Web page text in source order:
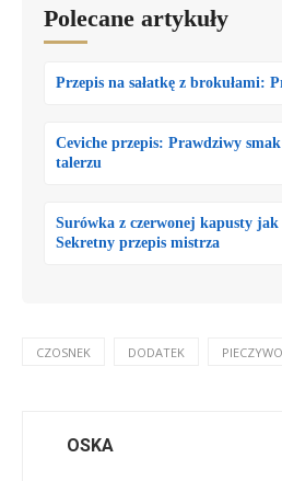
Polecane artykuły
Przepis na sałatkę z brokułami:
Ceviche przepis: Prawdziwy
talerzu
Surówka z czerwonej kapusty
Sekretny przepis mistrza
CZOSNEK DODATEK PIECZYWO
OSKA